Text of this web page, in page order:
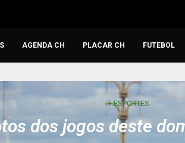
AGENDA CH PLACAR CH FUTEBOL
+ ESPORTES
dos jogos deste